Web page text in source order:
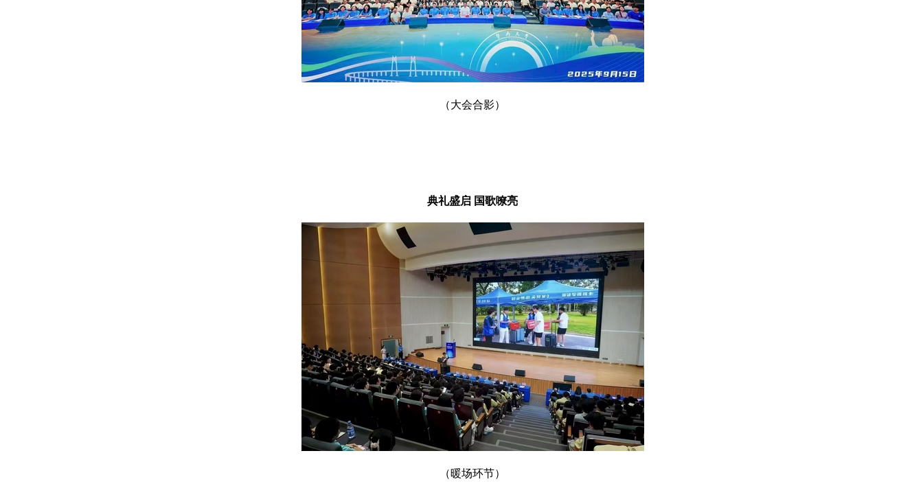
（大会合影）
典礼盛启 国歌嘹亮
（暖场环节）